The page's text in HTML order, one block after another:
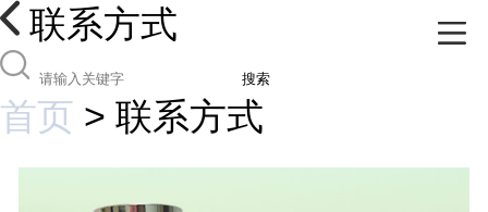
联系方式
搜索
首页 > 联系方式